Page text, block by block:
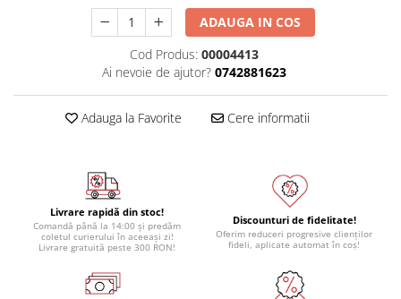
ADAUGA IN COS
Cod Produs: 00004413
Ai nevoie de ajutor? 0742881623
Adauga la Favorite Cere informatii
Livrare rapidă din stoc!
Comandă până la 14:00 și predăm
coletul curierului în aceeași zi!
Livrare gratuită peste 300 RON!
Discounturi de fidelitate!
Oferim reduceri progresive clienților
fideli, aplicate automat în coș!